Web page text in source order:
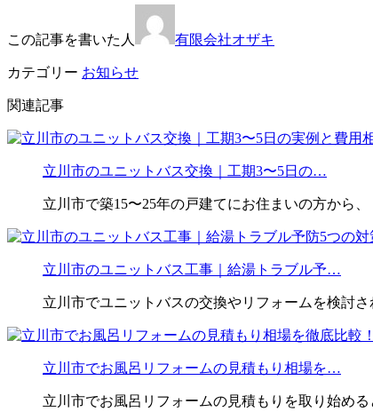
この記事を書いた人 有限会社オザキ
カテゴリー お知らせ
関連記事
立川市のユニットバス交換｜工期3〜5日の…
立川市で築15〜25年の戸建てにお住まいの方から
立川市のユニットバス工事｜給湯トラブル予…
立川市でユニットバスの交換やリフォームを検討
立川市でお風呂リフォームの見積もり相場を…
立川市でお風呂リフォームの見積もりを取り始め